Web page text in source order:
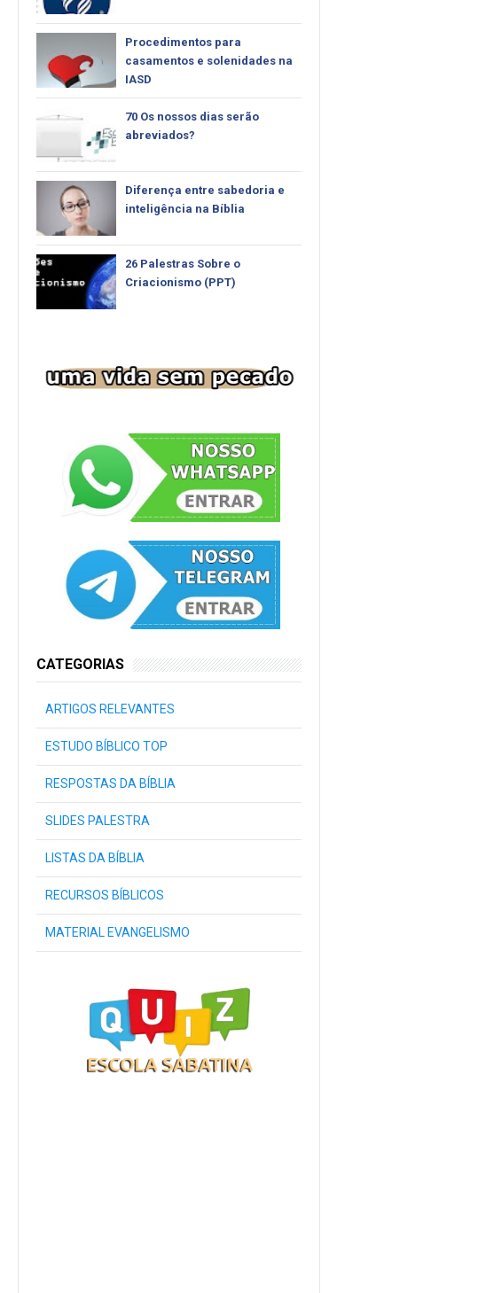
Procedimentos para
casamentos e solenidades na
IASD
70 Os nossos dias serão
abreviados?
Diferença entre sabedoria e
inteligência na Bíblia
26 Palestras Sobre o
Criacionismo (PPT)
CATEGORIAS
ARTIGOS RELEVANTES
ESTUDO BÍBLICO TOP
RESPOSTAS DA BÍBLIA
SLIDES PALESTRA
LISTAS DA BÍBLIA
RECURSOS BÍBLICOS
MATERIAL EVANGELISMO